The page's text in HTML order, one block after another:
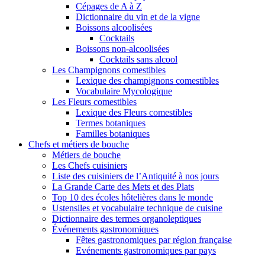
Cépages de A à Z
Dictionnaire du vin et de la vigne
Boissons alcoolisées
Cocktails
Boissons non-alcoolisées
Cocktails sans alcool
Les Champignons comestibles
Lexique des champignons comestibles
Vocabulaire Mycologique
Les Fleurs comestibles
Lexique des Fleurs comestibles
Termes botaniques
Familles botaniques
Chefs et métiers de bouche
Métiers de bouche
Les Chefs cuisiniers
Liste des cuisiniers de l’Antiquité à nos jours
La Grande Carte des Mets et des Plats
Top 10 des écoles hôtelières dans le monde
Ustensiles et vocabulaire technique de cuisine
Dictionnaire des termes organoleptiques
Événements gastronomiques
Fêtes gastronomiques par région française
Evénements gastronomiques par pays